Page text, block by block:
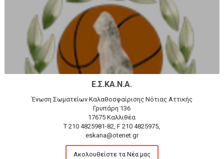
Ε.Σ.ΚΑ.Ν.Α.
Ένωση Σωματείων Καλαθοσφαίρισης Νότιας Αττικής
Γρυπάρη 136
17675 Καλλιθέα
T 210 4825981-82, F 210 4825975,
eskana@otenet.gr
Ακολουθείστε τα Νέα μας